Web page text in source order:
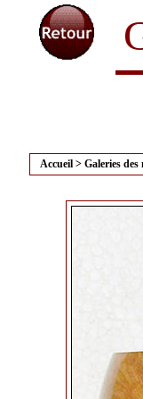
Accueil > Galeries des